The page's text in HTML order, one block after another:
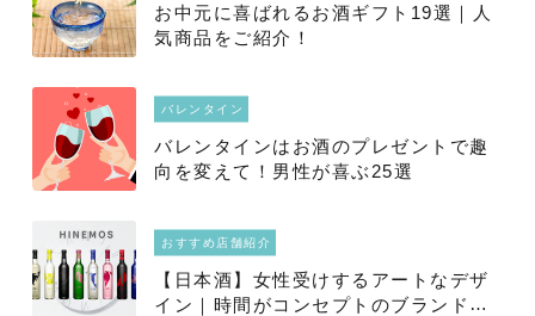
お中元に喜ばれるお酒ギフト19選｜人
気商品をご紹介！
バレンタイン
バレンタインはお酒のプレゼントで趣
向を変えて！男性が喜ぶ25選
おすすめ店舗紹介
【日本酒】女性受けするアートなデザ
イン｜時間がコンセプトのブランド